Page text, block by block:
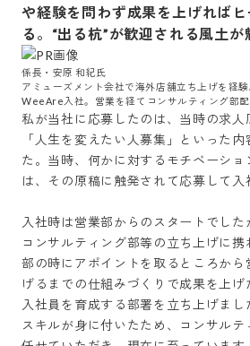
や経験を問わず成果を上げれば
る。“出る杭”が歓迎される風土が
係長・安原 和紀氏
アミューズメント会社で海外店舗立ち上げを経
WeeAre入社。営業を経てコンサルティング部配
私が当社に応募したのは、当時の求人
「人生を変えたい人募集」といった
た。当時、何かに対するモチベーシ
は、その原稿に触発されて応募して入
入社時は営業部からのスタートでし
コンサルティング部等の立ち上げに
部の時にアポイントを取るところから
げるまでの仕組みづくりで成果を上
入社員を育成する部署を立ち上げま
スキルが身に付いたため、コンサルテ